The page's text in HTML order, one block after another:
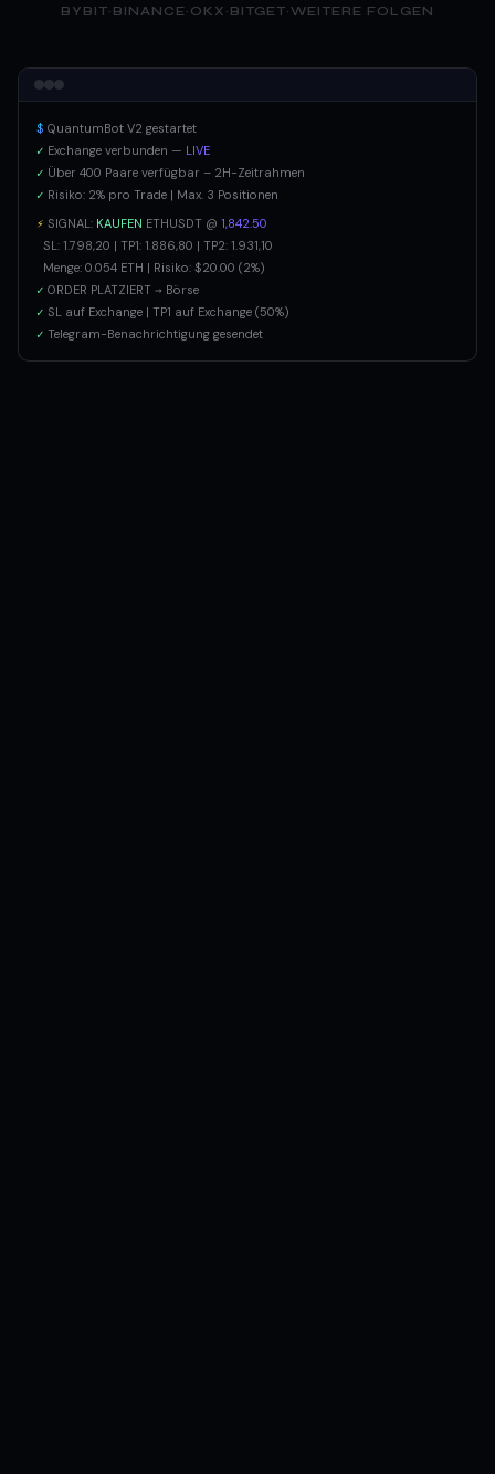
BYBIT· BINANCE· OKX · BITGET·WEITERE FOLGEN
$ QuantumBot V2 gestartet
✓ Exchange verbunden — LIVE
✓ Über 400 Paare verfügbar – 2H-Zeitrahmen
✓ Risiko: 2% pro Trade | Max. 3 Positionen
⚡ SIGNAL: KAUFEN ETHUSDT @ 1,842.50
SL: 1.798,20 | TP1: 1.886,80 | TP2: 1.931,10
Menge: 0.054 ETH | Risiko: $20.00 (2%)
✓ ORDER PLATZIERT → Börse
✓ SL auf Exchange | TP1 auf Exchange (50%)
✓ Telegram-Benachrichtigung gesendet